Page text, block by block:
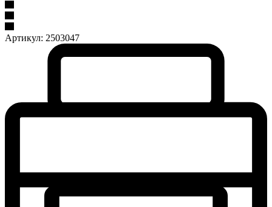
Артикул: 2503047